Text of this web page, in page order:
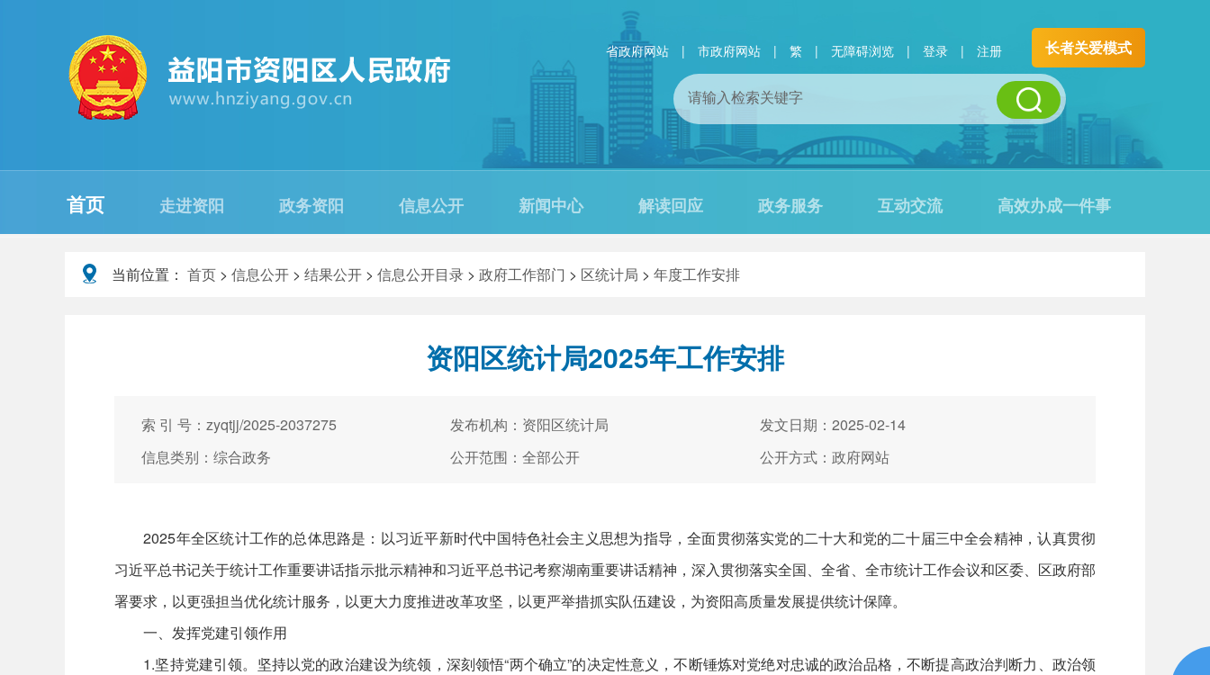
省政府网站 | 市政府网站 | 繁 | 无障碍浏览 | 登录 | 注册 长者关爱模式
首页 走进资阳 政务资阳 信息公开 新闻中心 解读回应 政务服务 互动交流 高效办成一件事
当前位置： 首页 > 信息公开 > 结果公开 > 信息公开目录 > 政府工作部门 > 区统计局 > 年度工作安排
资阳区统计局2025年工作安排
索 引 号：zyqtjj/2025-2037275 发布机构：资阳区统计局
发文日期：2025-02-14
信息类别：综合政务
公开范围：全部公开 公开方式：政府网站
2025年全区统计工作的总体思路是：以习近平新时代中国特色社会主义思想为指导，全面贯彻落实党的二十大和党的二十届三中全会精神，认真贯彻
习近平总书记关于统计工作重要讲话指示批示精神和习近平总书记考察湖南重要讲话精神，深入贯彻落实全国、全省、全市统计工作会议和区委、区政府部
署要求，以更强担当优化统计服务，以更大力度推进改革攻坚，以更严举措抓实队伍建设，为资阳高质量发展提供统计保障。
一、发挥党建引领作用
1.坚持党建引领。坚持以党的政治建设为统领，深刻领悟“两个确立”的决定性意义，不断锤炼对党绝对忠诚的政治品格，不断提高政治判断力、政治领